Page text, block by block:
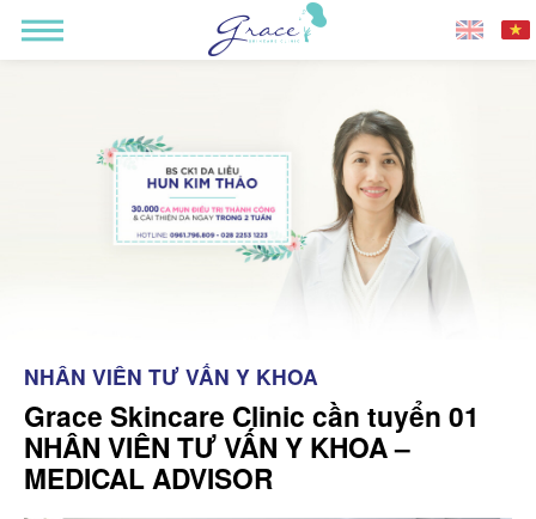
NHÂN VIÊN TƯ VẤN Y KHOA
Grace Skincare Clinic cần tuyển 01
NHÂN VIÊN TƯ VẤN Y KHOA –
MEDICAL ADVISOR